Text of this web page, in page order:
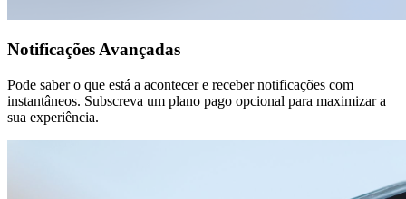
Notificações Avançadas
Pode saber o que está a acontecer e receber notificações com
instantâneos. Subscreva um plano pago opcional para maximizar a
sua experiência.